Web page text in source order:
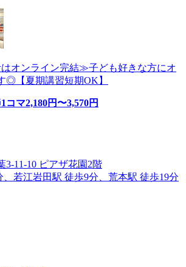
オンライン完結≫子ども好きな方にオ
◎【夏期講習短期OK】
1コマ2,180円〜3,570円
3-11-10 ピアザ花園2階
若江岩田駅 徒歩9分、荒本駅 徒歩19分